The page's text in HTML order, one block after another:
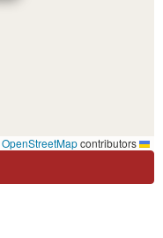
OpenStreetMapcontributors